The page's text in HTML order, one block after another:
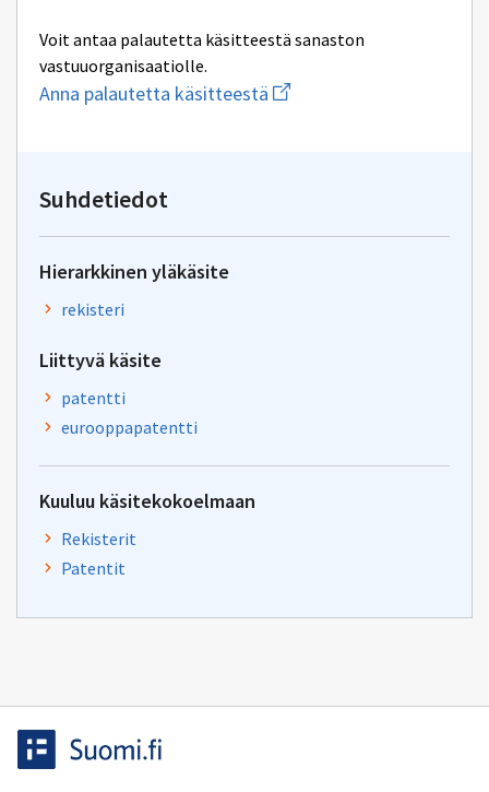
Voit antaa palautetta käsitteestä sanaston
vastuuorganisaatiolle.
Anna palautetta käsitteestä Aloita
uuden
Suhdetiedot
Hierarkkinen yläkäsite
rekisteri
Liittyvä käsite
patentti
eurooppapatentti
Kuuluu käsitekokoelmaan
Rekisterit
Patentit